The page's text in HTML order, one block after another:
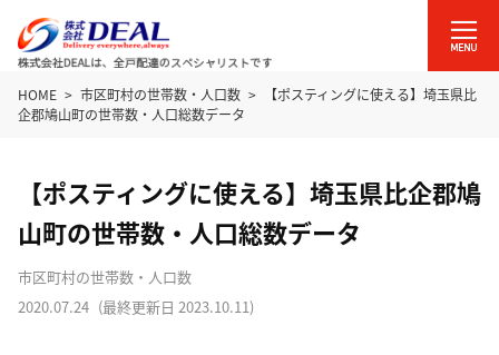
HOME 市区町村の世帯数・人口数
【ポスティングに使える】埼玉県比
企郡鳩山町の世帯数・人口総数データ
【ポスティングに使える】埼玉県比企郡鳩
山町の世帯数・人口総数データ
市区町村の世帯数・人口数
2020.07.24 (最終更新日 2023.10.11)